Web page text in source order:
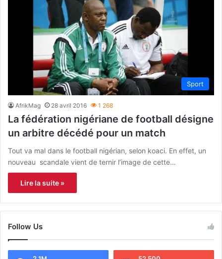
Sport
AfrikMag 28 avril 2016 1 268
La fédération nigériane de football désigne
un arbitre décédé pour un match
Tout va mal dans le football nigérian, selon koaci. En effet, un
nouveau scandale vient de ternir l’image de cette…
Lire la suite »
Follow Us